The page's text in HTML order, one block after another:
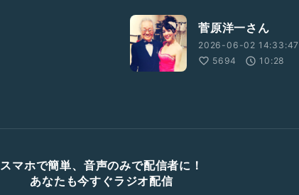
菅原洋一さん
2026-06-02 14:33:47
5694
10:28
スマホで簡単、音声のみで配信者に！
あなたも今すぐラジオ配信